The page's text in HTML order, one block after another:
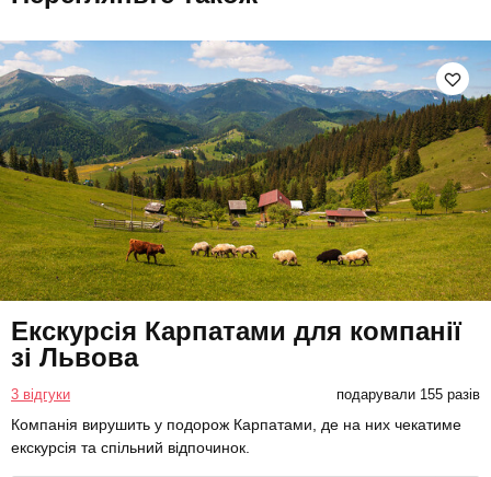
Екскурсія Карпатами для компанії
зі Львова
3 відгуки подарували 155 разів
Компанія вирушить у подорож Карпатами, де на них чекатиме
екскурсія та спільний відпочинок.